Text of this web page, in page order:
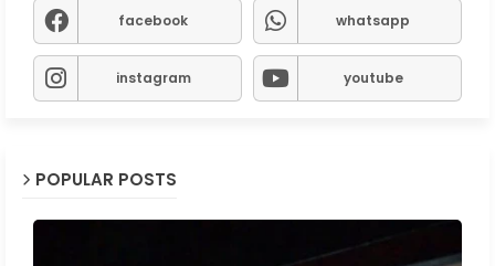
facebook whatsapp
instagram youtube
POPULAR POSTS